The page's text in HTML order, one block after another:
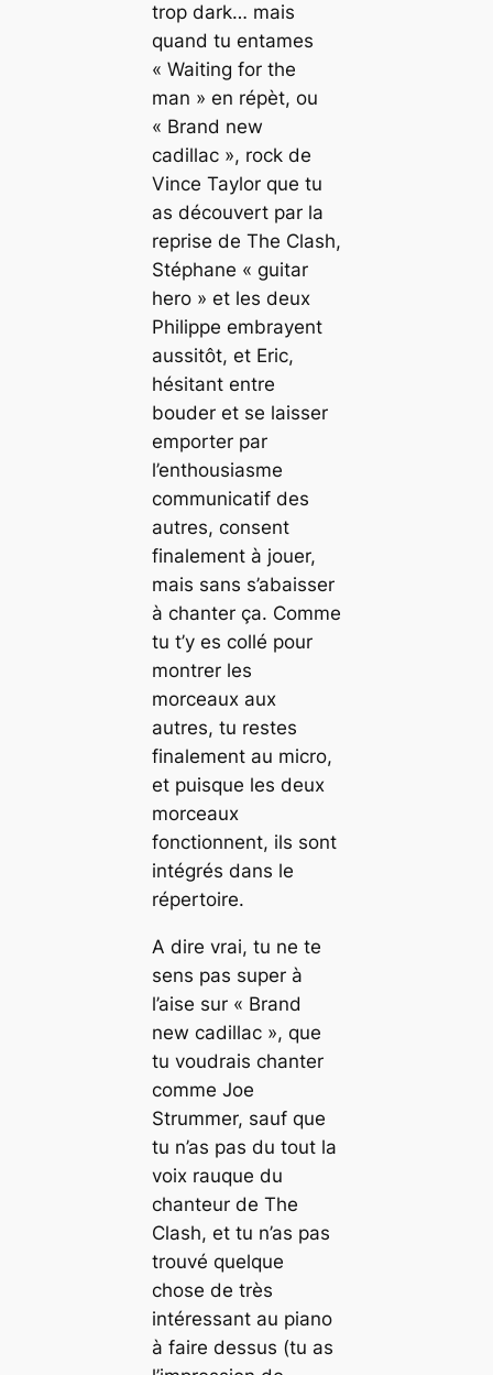
trop dark… mais
quand tu entames
« Waiting for the
man » en répèt, ou
« Brand new
cadillac », rockde
Vince Taylor que tu
as découvert par la
reprise de The Clash,
Stéphane « guitar
hero » et les deux
Philippe embrayent
aussitôt, et Eric,
hésitant entre
bouder et se laisser
emporter par
l’enthousiasme
communicatif des
autres, consent
finalement à jouer,
mais sans s’abaisser
à chanter ça. Comme
tu t’y es collé pour
montrer les
morceaux aux
autres, tu restes
finalement au micro,
et puisque les deux
morceaux
fonctionnent, ils sont
intégrés dans le
répertoire.
A dire vrai, tu ne te
sens pas super à
l’aise sur « Brand
new cadillac », que
tu voudrais chanter
comme Joe
Strummer, sauf que
tu n’as pas du tout la
voix rauque du
chanteur de The
Clash, et tu n’as pas
trouvé quelque
chose de très
intéressant au piano
à faire dessus (tu as